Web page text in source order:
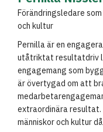
Förändringsledare
och kultur
Pernilla är en
utåtriktat resultatdriv
engagemang som
är övertygad om att
extraordinära
människor och kultur